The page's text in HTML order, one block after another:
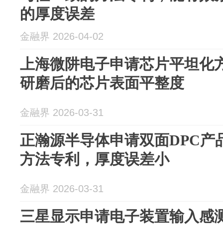
的厚度误差
金融界 2026-04-02
上海微阱电子申请芯片平坦化
研磨后的芯片表面平整度
金融界 2026-03-31
正瀚源半导体申请双面DPC产
方法专利，厚度误差小
金融界 2026-03-31
三星显示申请电子装置输入感